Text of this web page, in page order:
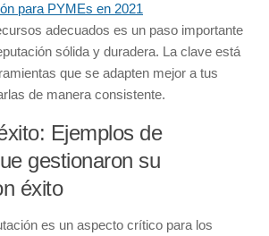
para PYMEs en 2021
adecuados es un paso importante
sólida y duradera. La clave está
que se adapten mejor a tus
de manera consistente.
Ejemplos de
gestionaron su
éxito
es un aspecto crítico para los